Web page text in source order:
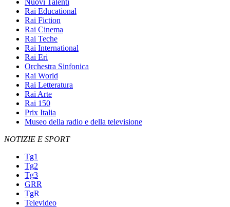
Nuovi Talenti
Rai Educational
Rai Fiction
Rai Cinema
Rai Teche
Rai International
Rai Eri
Orchestra Sinfonica
Rai World
Rai Letteratura
Rai Arte
Rai 150
Prix Italia
Museo della radio e della televisione
NOTIZIE E SPORT
Tg1
Tg2
Tg3
GRR
TgR
Televideo